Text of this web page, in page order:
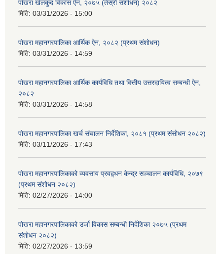
पोखरा खेलकुद विकास ऐन, २०७५ (तेस्रो संशोधन) २०८२
मिति: 03/31/2026 - 15:00
पोखरा महानगरपालिका आर्थिक ऐन, २०८२ (प्रथम संशोधन)
मिति: 03/31/2026 - 14:59
पोखरा महानगरपालिका आर्थिक कार्यविधि तथा वित्तीय उत्तरदायित्व सम्बन्धी ऐन,
२०८२
मिति: 03/31/2026 - 14:58
पोखरा महानगरपालिका खर्च संचालन निर्देशिका, २०८१ (प्रथम संसोधन २०८२)
मिति: 03/11/2026 - 17:43
पोखरा महानगरपालिकाको व्यवसाय प्रवद्र्धन केन्द्र सञ्चालन कार्यविधि, २०७९
(प्रथम संशोधन २०८२)
मिति: 02/27/2026 - 14:00
पोखरा महानगरपालिकाको उर्जा विकास सम्बन्धी निर्देशिका २०७५ (प्रथम
संशोधन २०८२)
मिति: 02/27/2026 - 13:59